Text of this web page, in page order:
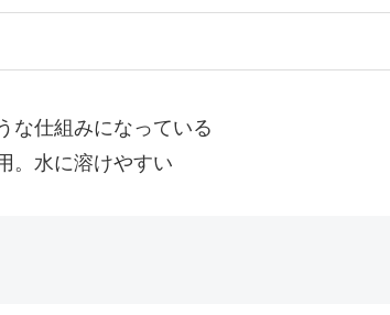
な仕組みになっている
。水に溶けやすい